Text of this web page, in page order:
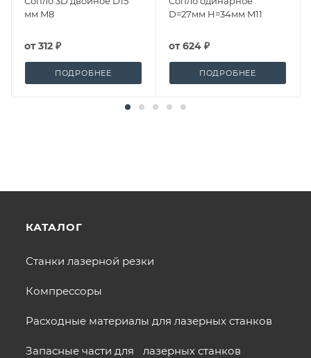
мм M8
от312 ₽
ПОДРОБНЕЕ
D=27мм H=34мм M11
от624 ₽
ПОДРОБНЕЕ
КАТАЛОГ
Станки лазерной резки
Компрессоры
Расходные материалы для лазерных станков
Запасные части для лазерных станков